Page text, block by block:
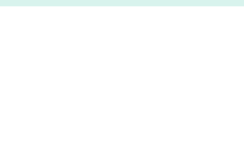
Sikkerhet Kirurgi Og